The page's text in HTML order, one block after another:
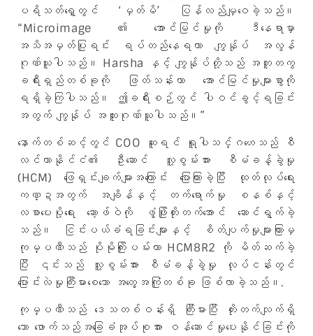
ပရိသတ်ရှေ့တွင် ‘မှတ်မိ’ ပြန်လည်မျှဝေခဲ့သည်။
“Microimage ၏ အောင်မြင်မှုကို ဒီနေရာမှာ
အသိအမှတ်ပြုရင်း ရပ်တည်နေရတာ ကျွန်ုပ် အလွန်
ဂုဏ်ယူပါသည်။ Harsha နှင့် ကျွန်ုပ်တို့သည် အတူတကွ
ခရီးရှည်တစ်ခုကို ဖြတ်သန်းကာ အောင်မြင်မှုများစွာကို
ရရှိခဲ့ကြပါသည်။ ဤခရီးစဉ်တွင် ပါဝင်ခွင့်ရခြင်း
အတွက် ကျွန်ုပ် အထူးဂုဏ်ယူပါသည်။”
နောက်တစ်ဆင့်တွင် COO ဆူရင် ရူပါသင်္ဂဟေသည် စီ
လင်ကာနိုင်ငံ၏ ဦးဆောင် လူ့စွမ်းအား စီမံခန့်ခွဲမှု
(HCM) ဖြေရှင်းချက်များအကြောင်း ပြောကြားခဲ့ပြီး ထုတ်လုပ်ရေး
ကဏ္ဍအတွက် အချိန်နှင့် တက်ရောက်မှု စနစ်နှင့်
လစာပေးပို့ရေး ဆော့ဖ်ဝဲကို ဖွံ့ဖြိုးတိုးတက်အောင် ဆောင်ရွက်ခဲ့
သည်။ ငြင်းပယ်ခံရခြင်းများနှင့် စိတ်ပျက်မှုများကြားမှ
ကုမ္ပဏီသည် ပိုမိုကြိုးပမ်းကာ HCM8R2 ကို မိတ်ဆက်ခဲ့
ပြီး ၎င်းသည် လူ့စွမ်းအား စီမံခန့်ခွဲမှု လုပ်ငန်းတွင်
ပြောင်းလဲမှုကြီးမားစေသော အတွေ့အကြုံတစ်ခု ဖြစ်လာခဲ့သည်။.
ကုမ္ပဏီသည် ဒေသတစ်ဝန်းရှိ ကြီးမားပြီး တိုးတက်လျက်ရှိ
သော ဖောက်သည်အခြေခံအုပ်စုအား ဝန်ဆောင်မှုပေးနိုင်ခြင်းကို